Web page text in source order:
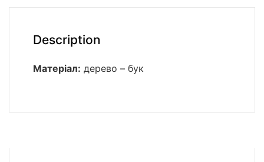
Description
Матеріал: дерево – бук